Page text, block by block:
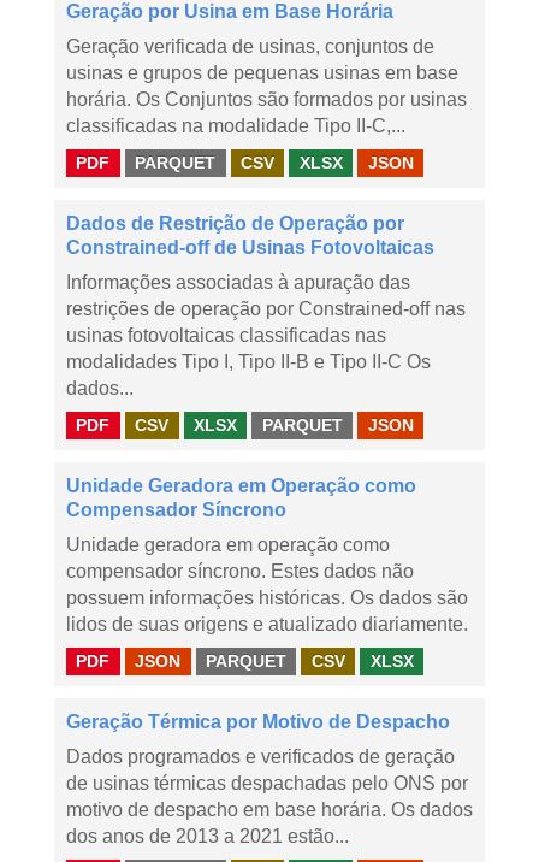
Geração por Usina em Base Horária
Geração verificada de usinas, conjuntos de
usinas e grupos de pequenas usinas em base
horária. Os Conjuntos são formados por usinas
classificadas na modalidade Tipo II-C,...
PDF PARQUET CSV XLSX JSON
Dados de Restrição de Operação por
Constrained-off de Usinas Fotovoltaicas
Informações associadas à apuração das
restrições de operação por Constrained-off nas
usinas fotovoltaicas classificadas nas
modalidades Tipo I, Tipo II-B e Tipo II-C Os
dados...
PDF CSV XLSX PARQUET JSON
Unidade Geradora em Operação como
Compensador Síncrono
Unidade geradora em operação como
compensador síncrono. Estes dados não
possuem informações históricas. Os dados são
lidos de suas origens e atualizado diariamente.
PDF JSON PARQUET CSV XLSX
Geração Térmica por Motivo de Despacho
Dados programados e verificados de geração
de usinas térmicas despachadas pelo ONS por
motivo de despacho em base horária. Os dados
dos anos de 2013 a 2021 estão...